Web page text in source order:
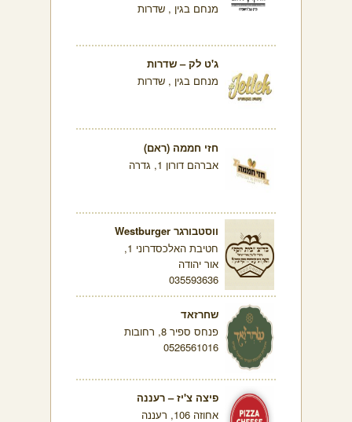
מנחם בגין , שדרות
ג'ט לק – שדרות
מנחם בגין , שדרות
חזי חממה (ראם)
אברהם דורון 1, גדרה
ווסטבורגר Westburger
חטיבת האלכסדרוני 1,
אור יהודה
035593636
שחרזאד
פנחס ספיר 8, רחובות
0526561016
פיצה צ'יז – רעננה
אחוזה 106, רעננה